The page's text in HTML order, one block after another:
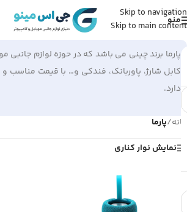
Skip to navigation
Skip to main content
منو
پارما برند چینی می باشد که در حوزه لوازم جانبی
کابل شارژ، پاوربانک، فندکی و… با قیمت مناسب
دارد.
خانه/پارما
نمایش نوار کناری